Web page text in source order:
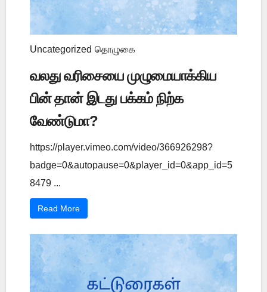
Uncategorized தொழுகை
வலது வரிசையை முழுமையாக்கிய
பின் தான் இடது பக்கம் நிற்க
வேண்டுமா?
https://player.vimeo.com/video/366926298?
badge=0&autopause=0&player_id=0&app_id=5
8479 ...
Read More